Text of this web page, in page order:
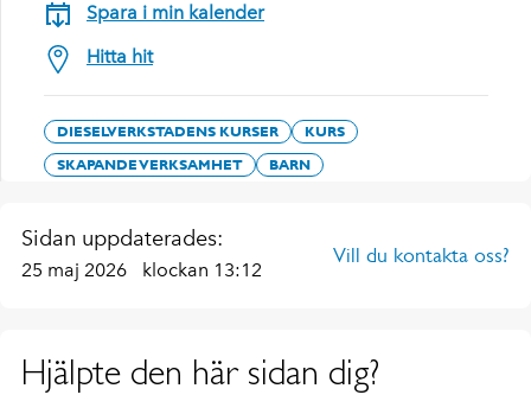
Spara i min kalender
Hitta hit
DIESELVERKSTADENS KURSER
KURS
SKAPANDE VERKSAMHET
BARN
Sidan uppdaterades:
25 maj 2026 klockan 13:12
Vill du kontakta oss?
Hjälpte den här sidan dig?